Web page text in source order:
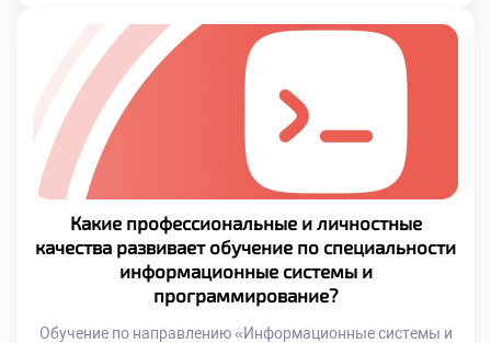
окружающий мир. Современные технологии позволяют
создавать искусственную реальность, подключать
миллиарды устройств к единой сети и […]
Какие профессиональные и личностные
качества развивает обучение по специальности
информационные системы и
программирование?
Обучение по направлению «Информационные системы и